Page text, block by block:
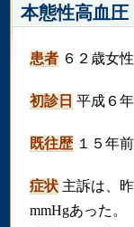
本態性高血圧
患者 ６２歳女性
初診日 平成６
既往歴１５年前
症状 主訴は、
mmHgあった。